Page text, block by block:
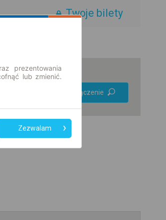
Twoje bilety
Znajdź połączenie
prezentowania
lub zmienić.
Zezwalam